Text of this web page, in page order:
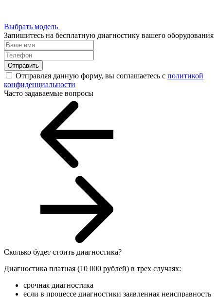
Выбрать модель
Запишитесь на бесплатную диагностику вашего оборудования
Отправить
Отправляя данную форму, вы соглашаетесь с политикой
конфиденциальности
Часто задаваемые вопросы
Сколько будет стоить диагностика?
Диагностика платная (10 000 рублей) в трех случаях:
срочная диагностика
если в процессе диагностики заявленная неисправность